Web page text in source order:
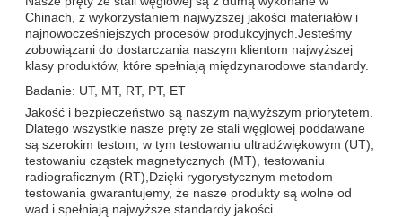
Chinach, z wykorzystaniem najwyższej jakości materiałów i
najnowocześniejszych procesów produkcyjnych.Jesteśmy
zobowiązani do dostarczania naszym klientom najwyższej
klasy produktów, które spełniają międzynarodowe standardy.
Badanie: UT, MT, RT, PT, ET
Jakość i bezpieczeństwo są naszym najwyższym priorytetem.
Dlatego wszystkie nasze pręty ze stali węglowej poddawane
są szerokim testom, w tym testowaniu ultradźwiękowym (UT),
testowaniu cząstek magnetycznych (MT), testowaniu
radiograficznym (RT),Dzięki rygorystycznym metodom
testowania gwarantujemy, że nasze produkty są wolne od
wad i spełniają najwyższe standardy jakości.